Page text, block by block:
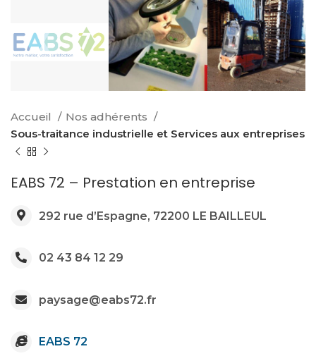
Accueil
Nos adhérents
Sous-traitance industrielle et Services aux entreprises
EABS 72 – Prestation en entreprise
292 rue d’Espagne, 72200 LE BAILLEUL
02 43 84 12 29
paysage@eabs72.fr
EABS 72